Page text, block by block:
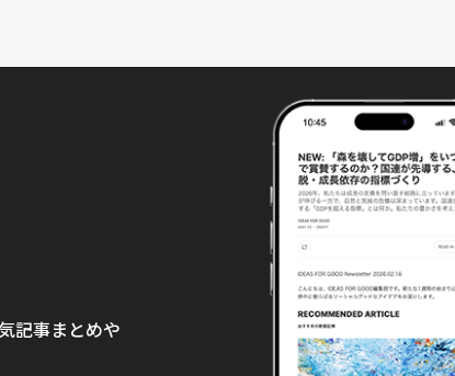
記事まとめや